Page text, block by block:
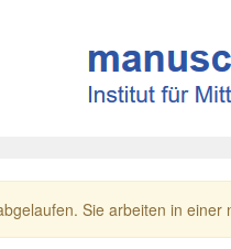
Sie arbeiten in einer